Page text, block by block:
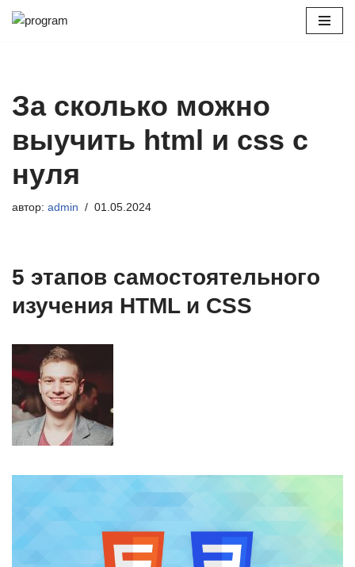
За сколько можно
выучить html и css с
нуля
автор: admin 01.05.2024
5 этапов самостоятельного
изучения HTML и CSS